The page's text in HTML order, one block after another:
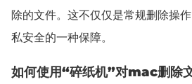
除的文件。这不仅仅是常规删除操
私安全的一种保障。
如何使用“碎纸机”对mac删除